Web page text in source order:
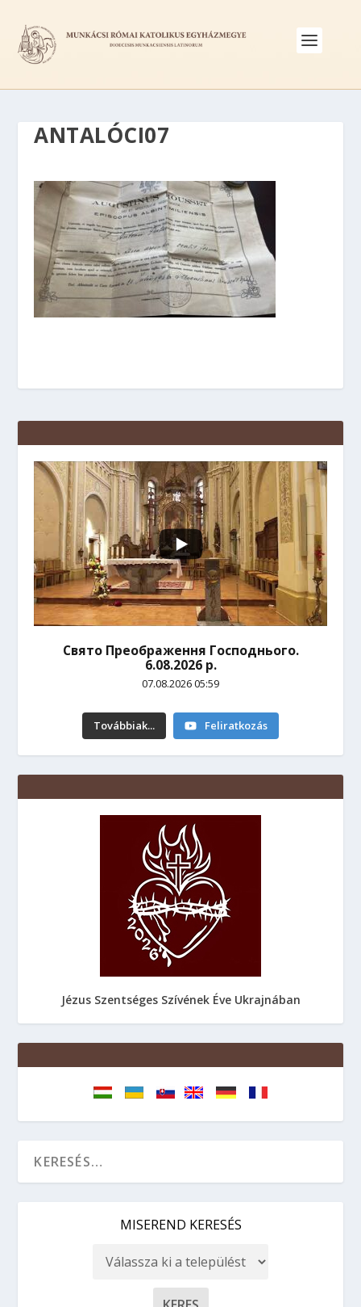
ANTALÓCI07
Свято Преображення Господнього.
6.08.2026 р.
07.08.2026 05:59
Továbbiak... Feliratkozás
Jézus Szentséges Szívének Éve Ukrajnában
MISEREND KERESÉS